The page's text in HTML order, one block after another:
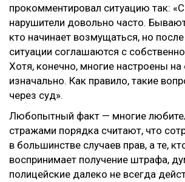
прокомментировал ситуацию так:
нарушители довольно часто.
кто начинает возмущаться, но
ситуации соглашаются с
Хотя, конечно, многие настроены на
изначально. Как правило, такие
через суд».
Любопытный факт — многие
стражами порядка считают, что
в большинстве случаев прав, а те,
воспринимает получение штрафа,
полицейские далеко не всегда